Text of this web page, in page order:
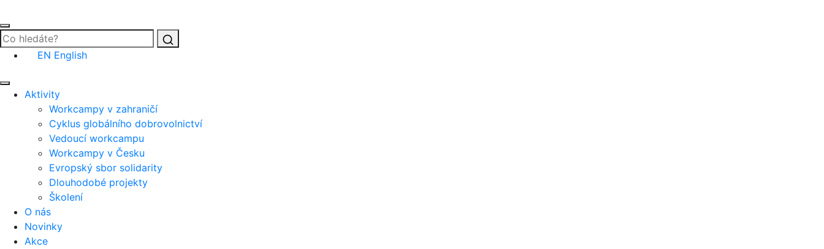
Vyhledat
EN English
Aktivity
Workcampy v zahraničí
Cyklus globálního dobrovolnictví
Vedoucí workcampu
Workcampy v Česku
Evropský sbor solidarity
Dlouhodobé projekty
Školení
O nás
Novinky
Akce